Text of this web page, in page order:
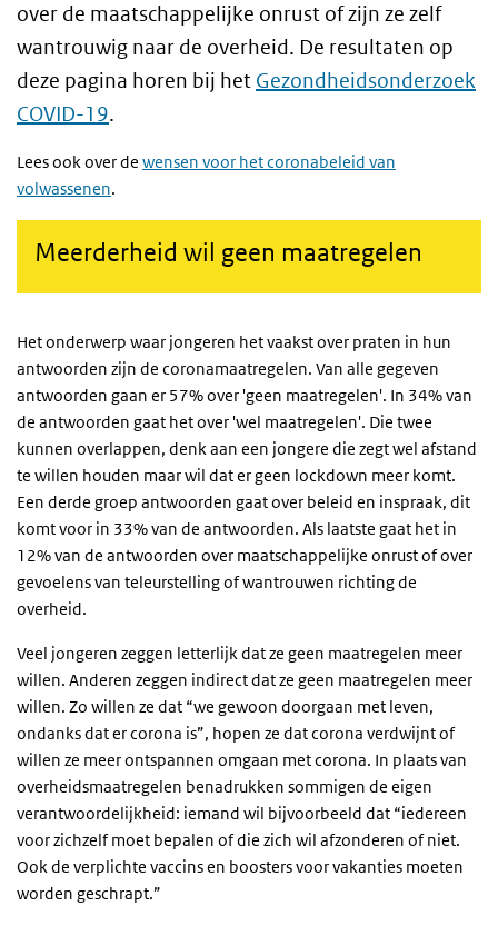
over de maatschappelijke onrust of zijn ze zelf
wantrouwig naar de overheid. De resultaten op
deze pagina horen bij het Gezondheidsonderzoek
COVID-19.
Lees ook over de wensen voor het coronabeleid van
volwassenen.
Meerderheid wil geen maatregelen
Het onderwerp waar jongeren het vaakst over praten in hun
antwoorden zijn de coronamaatregelen. Van alle gegeven
antwoorden gaan er 57% over 'geen maatregelen'. In 34% van
de antwoorden gaat het over 'wel maatregelen'. Die twee
kunnen overlappen, denk aan een jongere die zegt wel afstand
te willen houden maar wil dat er geen lockdown meer komt.
Een derde groep antwoorden gaat over beleid en inspraak, dit
komt voor in 33% van de antwoorden. Als laatste gaat het in
12% van de antwoorden over maatschappelijke onrust of over
gevoelens van teleurstelling of wantrouwen richting de
overheid.
Veel jongeren zeggen letterlijk dat ze geen maatregelen meer
willen. Anderen zeggen indirect dat ze geen maatregelen meer
willen. Zo willen ze dat “we gewoon doorgaan met leven,
ondanks dat er corona is”, hopen ze dat corona verdwijnt of
willen ze meer ontspannen omgaan met corona. In plaats van
overheidsmaatregelen benadrukken sommigen de eigen
verantwoordelijkheid: iemand wil bijvoorbeeld dat “iedereen
voor zichzelf moet bepalen of die zich wil afzonderen of niet.
Ook de verplichte vaccins en boosters voor vakanties moeten
worden geschrapt.”